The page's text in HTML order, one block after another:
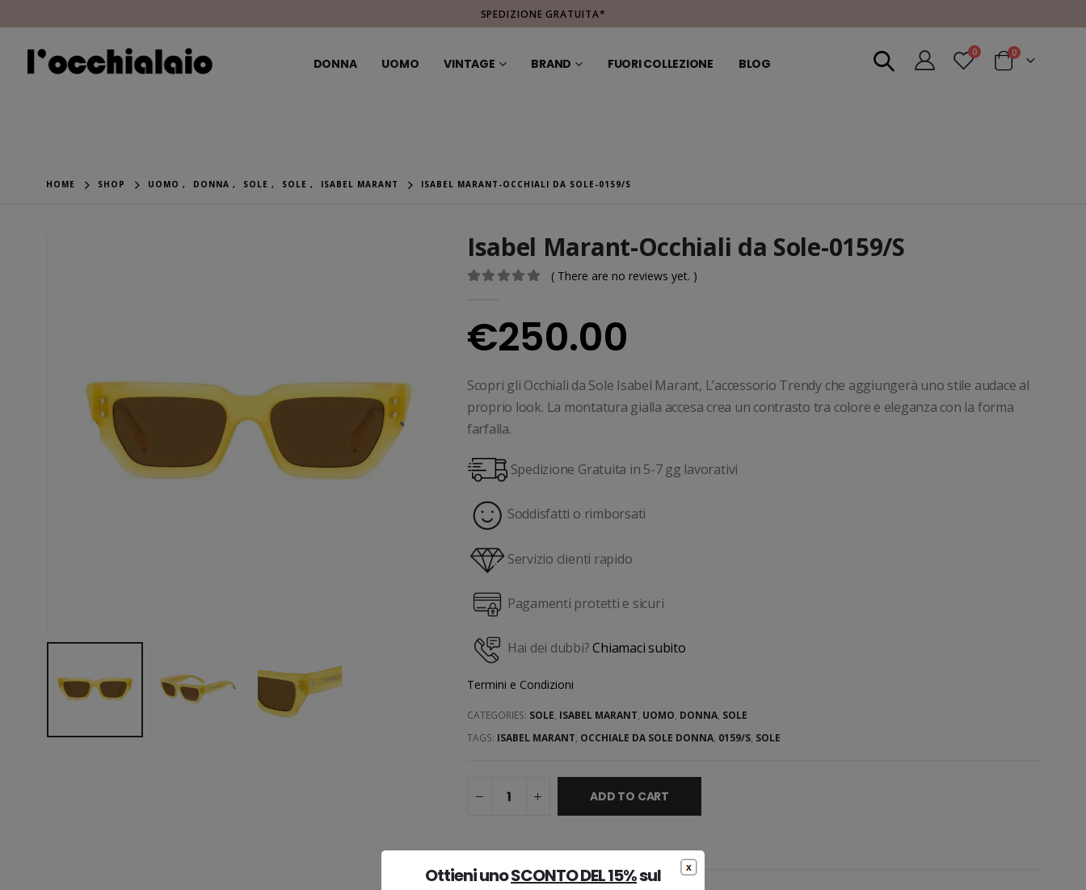
SPEDIZIONE GRATUITA*
DONNA UOMO VINTAGE BRAND FUORI COLLEZIONE BLOG
0 0
HOME SHOP UOMO , DONNA , SOLE , SOLE , ISABEL MARANT ISABEL MARANT-OCCHIALI DA SOLE-0159/S
Isabel Marant-Occhiali da Sole-0159/S
( There are no reviews yet. )
€250.00
Scopri gli Occhiali da Sole Isabel Marant, L’accessorio Trendy che aggiungerà uno stile audace al
proprio look. La montatura gialla accesa crea un contrasto tra colore e eleganza con la forma
farfalla.
Spedizione Gratuita in 5-7 gg lavorativi
Soddisfatti o rimborsati
Servizio clienti rapido
Pagamenti protetti e sicuri
Hai dei dubbi?Chiamaci subito
Termini e Condizioni
CATEGORIES: SOLE, ISABEL MARANT, UOMO, DONNA, SOLE
TAGS: ISABEL MARANT, OCCHIALE DA SOLE DONNA, 0159/S, SOLE
ADD TO CART
Ottieni unoSCONTO DEL 15%sul